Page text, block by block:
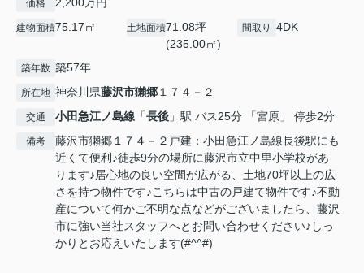
価格 2,200万円
建物面積75.17㎡ 土地面積71.08坪
(235.00㎡)
間取り 4DK
築年数 築57年
所在地 神奈川県藤沢市獺郷１７４－２
交通 小田急江ノ島線 「長後 」駅 バス25分 「宮原」 停歩2分
備考
藤沢市獺郷１７４－２戸建：小田急江ノ島線長後駅にも
近くて便利♪徒歩9分の場所に藤沢市立中里小学校があ
ります♪居心地の良い空間が広がる、土地70坪以上の広
さを持つ物件です♪こちらは中古の戸建て物件です♪不動
産について何かご不明な点などがございましたら、藤沢
市に強い当社スタッフへとお問い合わせください♪しっ
かりとお応えいたします(#^^#)